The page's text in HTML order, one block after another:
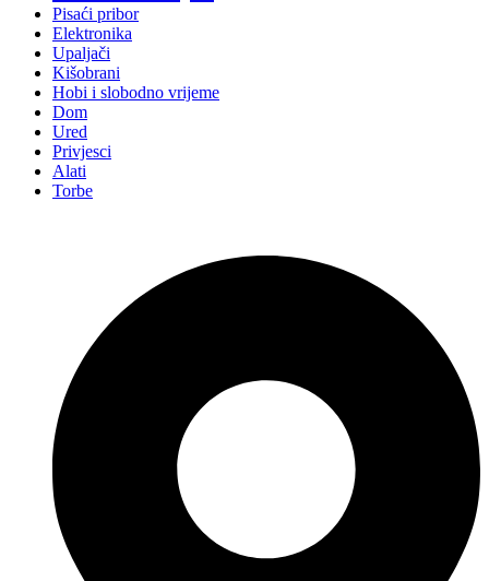
Pisaći pribor
Elektronika
Upaljači
Kišobrani
Hobi i slobodno vrijeme
Dom
Ured
Privjesci
Alati
Torbe